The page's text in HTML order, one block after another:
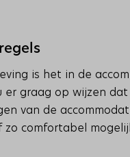
is het in de
er graag op wijzen
van de
zo comfortabel